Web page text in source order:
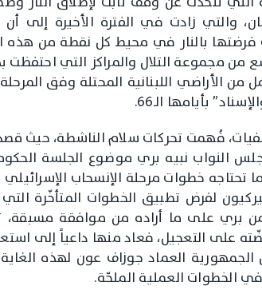
فرضتها بالنار في محيط كل نقطة من
بأيامها الـ66.
فُهمت تحركات سلام الناشطة، حيث
النواب نبيه بري موضوع الجلسة
خطوات مرحلة الإنسحاب
لفرض تطبيق الخطوات المتأخّرة
بري على ما أراده من موافقة مسبقة،
على التعجيل، فعاد منها داعياً إلى
العماد جوزاف عون لهذه
في الخطوات العملية الملحّة.